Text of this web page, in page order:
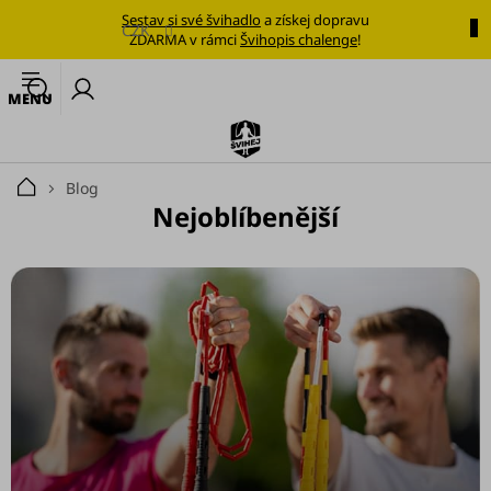
Sestav si své švihadlo a získej dopravu
ZDARMA v rámciŠvihopis chalenge!
CZK
🔥
Nejoblíbenější
Švihadla
plány
Oblečení
Doplňky
stravy
Tréninkové
Domů Blog
Nejoblíbenější